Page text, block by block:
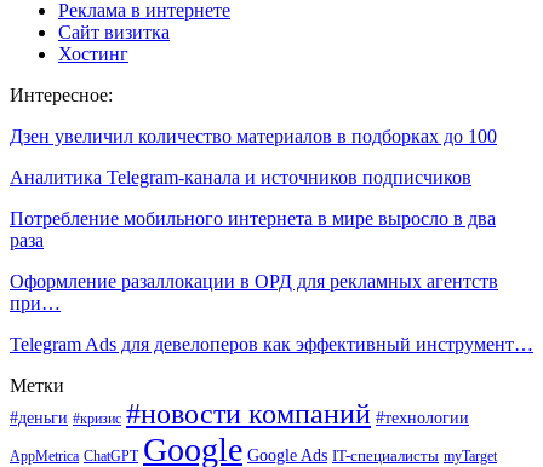
Реклама в интернете
Сайт визитка
Хостинг
Интересное:
Дзен увеличил количество материалов в подборках до 100
Аналитика Telegram-канала и источников подписчиков
Потребление мобильного интернета в мире выросло в два
раза
Оформление разаллокации в ОРД для рекламных агентств
при…
Telegram Ads для девелоперов как эффективный инструмент…
Метки
#деньги #кризис #новости компаний #технологии
AppMetrica ChatGPT Google Google Ads IT-специалисты myTarget